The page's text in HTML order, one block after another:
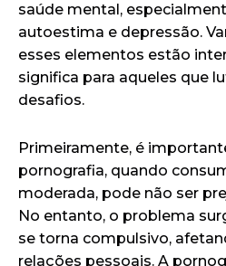
saúde mental,
autoestima e depressão.
esses elementos estão
significa para aqueles que
desafios.
Primeiramente, é
pornografia, quando
moderada, pode não ser
No entanto, o problema
se torna compulsivo,
relações pessoais. A